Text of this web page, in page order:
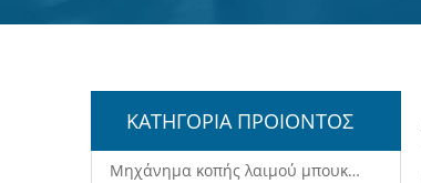
ΚΑΤΗΓΟΡΙΑ ΠΡΟΙΟΝΤΟΣ
Μηχάνημα κοπής λαιμού μπουκαλιών